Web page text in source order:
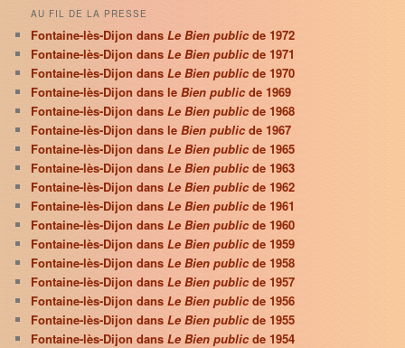
AU FIL DE LA PRESSE
Fontaine-lès-Dijon dansLe Bien publicde 1972
Fontaine-lès-Dijon dansLe Bien publicde 1971
Fontaine-lès-Dijon dansLe Bien publicde 1970
Fontaine-lès-Dijon dans leBien publicde 1969
Fontaine-lès-Dijon dansLe Bien publicde 1968
Fontaine-lès-Dijon dans leBien publicde 1967
Fontaine-lès-Dijon dansLe Bien publicde 1965
Fontaine-lès-Dijon dansLe Bien publicde 1963
Fontaine-lès-Dijon dansLe Bien publicde 1962
Fontaine-lès-Dijon dansLe Bien publicde 1961
Fontaine-lès-Dijon dansLe Bien publicde 1960
Fontaine-lès-Dijon dansLe Bien publicde 1959
Fontaine-lès-Dijon dansLe Bien publicde 1958
Fontaine-lès-Dijon dansLe Bien publicde 1957
Fontaine-lès-Dijon dansLe Bien publicde 1956
Fontaine-lès-Dijon dansLe Bien publicde 1955
Fontaine-lès-Dijon dansLe Bien publicde 1954